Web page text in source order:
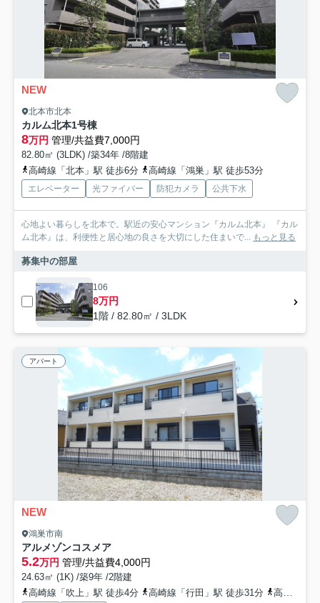
NEW
北本市北本
カルム北本1号棟
8万円 管理/共益費7,000円
82.80㎡ (3LDK) /築34年 /8階建
高崎線「北本」駅 徒歩6分
高崎線「鴻巣」駅 徒歩53分
エレベーター 光ファイバー 防犯カメラ 公共下水
心地よい暮らしを北本で。駅近の安心マンション『カルム北本』 『カル
ム北本』は、利便性と居心地の良さを大切にした住まいで...
もっと見る
募集中の部屋
106
8万円
1階 / 82.80㎡ / 3LDK
アパート
NEW
鴻巣市南
アルメゾンコスメア
5.2万円 管理/共益費4,000円
24.63㎡ (1K) /築9年 /2階建
高崎線「吹上」駅 徒歩4分
高崎線「行田」駅 徒歩31分 高崎線「北鴻巣」駅 徒歩42分